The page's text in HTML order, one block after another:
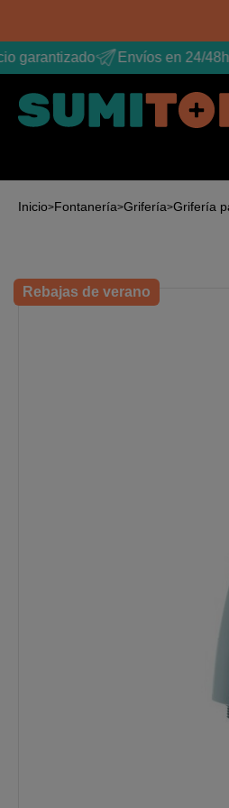
garantizado Envíos en 24/48h*
Inicio Fontanería Grifería Grifería
Rebajas de verano